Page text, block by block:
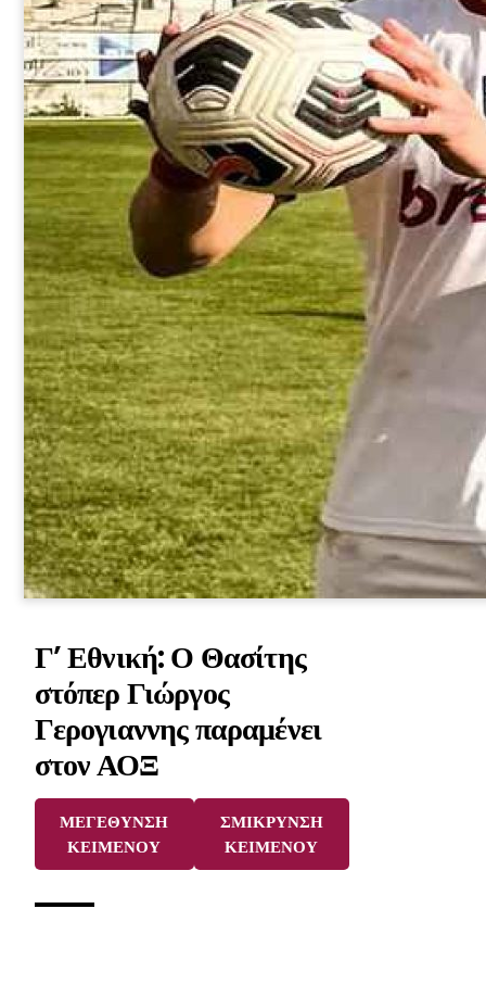
Γ’ Εθνική: Ο Θασίτης
στόπερ Γιώργος
Γερογιαννης παραμένει
στον ΑΟΞ
ΜΕΓΕΘΥΝΣΗ
ΚΕΙΜΕΝΟΥ
ΣΜΙΚΡΥΝΣΗ
ΚΕΙΜΕΝΟΥ